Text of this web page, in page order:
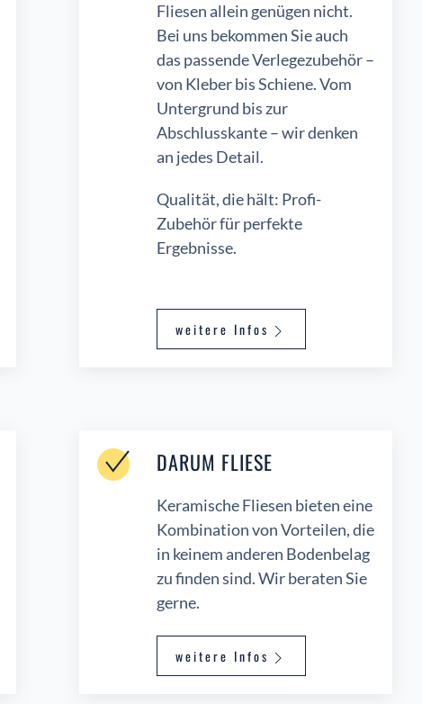
Fliesen allein genügen nicht.
Bei uns bekommen Sie auch
das passende Verlegezubehör –
von Kleber bis Schiene. Vom
Untergrund bis zur
Abschlusskante – wir denken
an jedes Detail.
Qualität, die hält: Profi-
Zubehör für perfekte
Ergebnisse.
weitere Infos
DARUM FLIESE
Keramische Fliesen bieten eine
Kombination von Vorteilen, die
in keinem anderen Bodenbelag
zu finden sind. Wir beraten Sie
gerne.
weitere Infos